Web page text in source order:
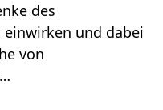
des
einwirken und dabei
von